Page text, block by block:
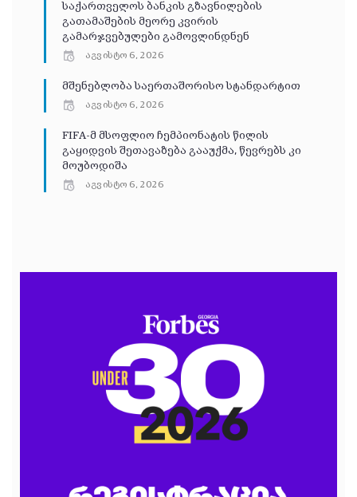
საქართველოს ბანკის გზავნილების
გათამაშების მეორე კვირის
გამარჯვებულები გამოვლინდნენ
აგვისტო 6, 2026
მშენებლობა საერთაშორისო სტანდარტით
აგვისტო 6, 2026
FIFA-მ მსოფლიო ჩემპიონატის წილის
გაყიდვის შეთავაზება გააუქმა, წევრებს კი
მოუბოდიშა
აგვისტო 6, 2026